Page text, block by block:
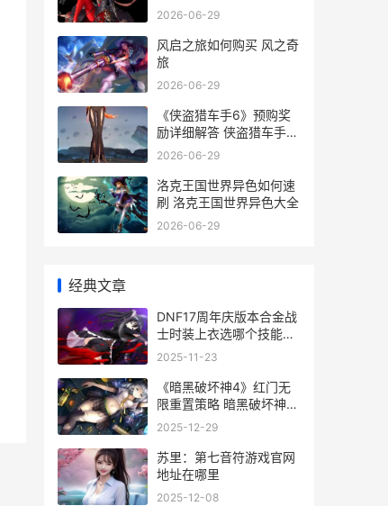
steam
2026-06-29
风启之旅如何购买 风之奇
旅
2026-06-29
《侠盗猎车手6》预购奖
励详细解答 侠盗猎车手6
什么时候出
2026-06-29
洛克王国世界异色如何速
刷 洛克王国世界异色大全
2026-06-29
经典文章
DNF17周年庆版本合金战
士时装上衣选哪个技能
dnf17周年庆版本阿修罗
2025-11-23
《暗黑破坏神4》红门无
限重置策略 暗黑破坏神4
是单机游戏还是网游
2025-12-29
苏里：第七音符游戏官网
地址在哪里
2025-12-08